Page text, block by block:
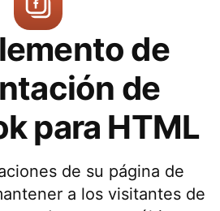
de
de
para HTML
de su página de
a los visitantes de